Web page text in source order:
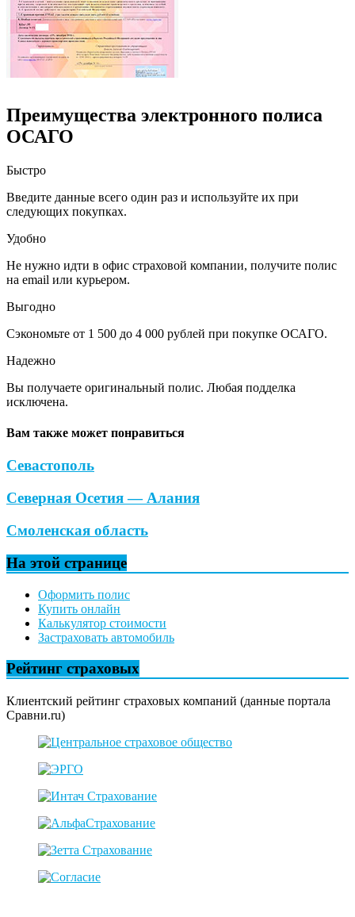
Преимущества электронного полиса
ОСАГО
Быстро
Введите данные всего один раз и используйте их при
следующих покупках.
Удобно
Не нужно идти в офис страховой компании, получите полис
на email или курьером.
Выгодно
Сэкономьте от 1 500 до 4 000 рублей при покупке ОСАГО.
Надежно
Вы получаете оригинальный полис. Любая подделка
исключена.
Вам также может понравиться
Севастополь
Северная Осетия — Алания
Смоленская область
На этой странице
Оформить полис
Купить онлайн
Калькулятор стоимости
Застраховать автомобиль
Рейтинг страховых
Клиентский рейтинг страховых компаний (данные портала
Сравни.ru)